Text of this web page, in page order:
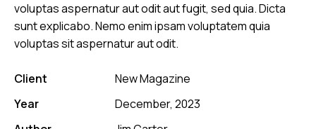
voluptas aspernatur aut odit aut fugit, sed quia. Dicta
sunt explicabo. Nemo enim ipsam voluptatem quia
voluptas sit aspernatur aut odit.
Client
New Magazine
Year
December, 2023